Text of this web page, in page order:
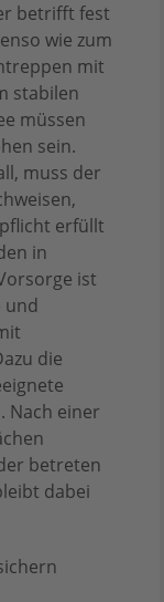
betrifft fest
wie zum
mit
stabilen
müssen
sein.
muss der
erfüllt
in
ist
und
die
Nach einer
betreten
dabei